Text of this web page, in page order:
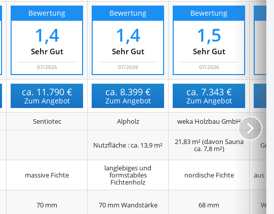
Bewertung
1,4
Sehr Gut
07/2026
Bewertung
1,4
Sehr Gut
07/2026
Bewertung
1,5
Sehr Gut
07/2026
ca. 11.790 €
Zum Angebot
ca. 8.399 €
Zum Angebot
ca. 7.343 €
Zum Angebot
Sentiotec Alpholz weka Holzbau GmbH
Nutzfläche : ca. 13,9 m² 21,83 m² (davon Sauna
ca. 7,8 m²)
massive Fichte
langlebiges und
formstabiles
Fichtenholz
nordische Fichte aus
70 mm 70 mm Wandstärke 68 mm